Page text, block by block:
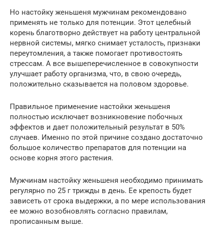
Но настойку женьшеня мужчинам рекомендовано
применять не только для потенции. Этот целебный
корень благотворно действует на работу центральной
нервной системы, мягко снимает усталость, признаки
переутомления, а также помогает противостоять
стрессам. А все вышеперечисленное в совокупности
улучшает работу организма, что, в свою очередь,
положительно сказывается на половом здоровье.
Правильное применение настойки женьшеня
полностью исключает возникновение побочных
эффектов и дает положительный результат в 50%
случаев. Именно по этой причине создано достаточно
большое количество препаратов для потенции на
основе корня этого растения.
Мужчинам настойку женьшеня необходимо принимать
регулярно по 25 г трижды в день. Ее крепость будет
зависеть от срока выдержки, а по мере использования
ее можно возобновлять согласно правилам,
прописанным выше.